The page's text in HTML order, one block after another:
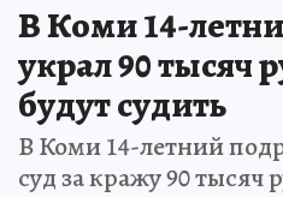
В Коми 14-
украл 90 тысяч
будут судить
В Коми 14-летний
суд за кражу 90 тысяч